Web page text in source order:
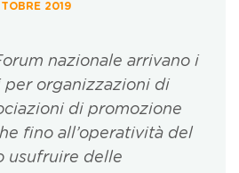
2019
nazionale arrivano i
organizzazioni di
di promozione
fino all’operatività del
usufruire delle